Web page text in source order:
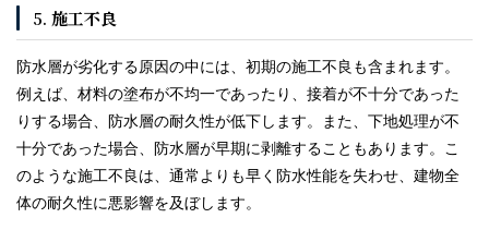
5. 施工不良
防水層が劣化する原因の中には、初期の施工不良も含まれます。
例えば、材料の塗布が不均一であったり、接着が不十分であった
りする場合、防水層の耐久性が低下します。また、下地処理が不
十分であった場合、防水層が早期に剥離することもあります。こ
のような施工不良は、通常よりも早く防水性能を失わせ、建物全
体の耐久性に悪影響を及ぼします。